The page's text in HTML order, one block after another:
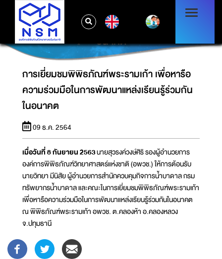
การเยี่ยมชมพิพิธภัณฑ์พระรามเก้า เพื่อหารือ
ความร่วมมือในการพัฒนาแหล่งเรียนรู้ร่วมกันใน
อนาคต
การเยี่ยมชมพิพิธภัณฑ์พระรามเก้า เพื่อหารือ
ความร่วมมือในการพัฒนาแหล่งเรียนรู้ร่วมกัน
ในอนาคต
09 ธ.ค. 2564
เมื่อวันที่ 8 กันยายน 2563นายสุวรงค์วงษ์ศิริ รองผู้อำนวยการ
องค์การพิพิธภัณฑ์วิทยาศาสตร์แห่งชาติ (อพวช.) ให้การต้อนรับ
นายวิทยา มีนิสัย ผู้อำนวยการสำนักควบคุมกิจการน้ำบาดาล กรม
ทรัพยากรน้ำบาดาล และคณะในการเยี่ยมชมพิพิธภัณฑ์พระรามเก้า
เพื่อหารือความร่วมมือในการพัฒนาแหล่งเรียนรู้ร่วมกันในอนาคต
ณ พิพิธภัณฑ์พระรามเก้า อพวช. ต.คลองห้า อ.คลองหลวง
จ.ปทุมธานี